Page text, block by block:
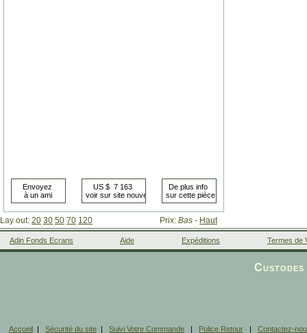
Lay out: 20 30 50 70 120 Prix: Bas - Haut
Adin Fonds Ecrans Aide Expéditions Termes de
Accueil | Sécurité du site | Suivi Votre Commande | Police Retour | Contactez-